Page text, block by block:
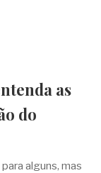
as
do
alguns, mas